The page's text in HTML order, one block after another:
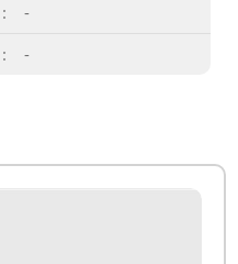
:
-
: -